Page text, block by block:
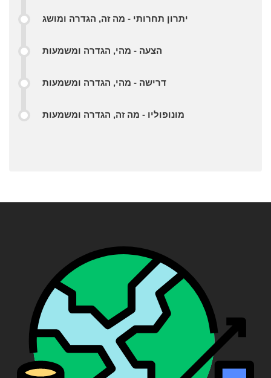
יתרון תחרותי - מה זה, הגדרה ומושג
הצעה - מהי, הגדרה ומשמעות
דרישה - מהי, הגדרה ומשמעות
מונופוליו - מה זה, הגדרה ומשמעות